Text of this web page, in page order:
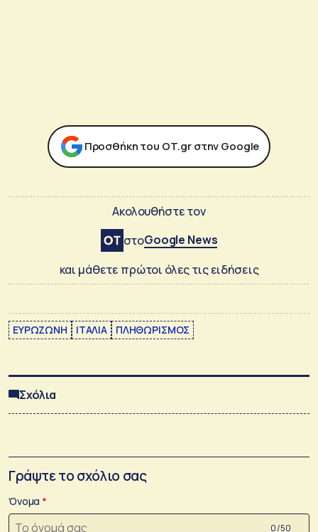
Προσθήκη του ΟΤ.gr στην Google
Ακολουθήστε τον
στοGoogle News
και μάθετε πρώτοι όλες τις ειδήσεις
ΕΥΡΩΖΩΝΗ ΙΤΑΛΙΑ ΠΛΗΘΩΡΙΣΜΟΣ
Σχόλια
Γράψτε το σχόλιο σας
Όνομα
0 /50